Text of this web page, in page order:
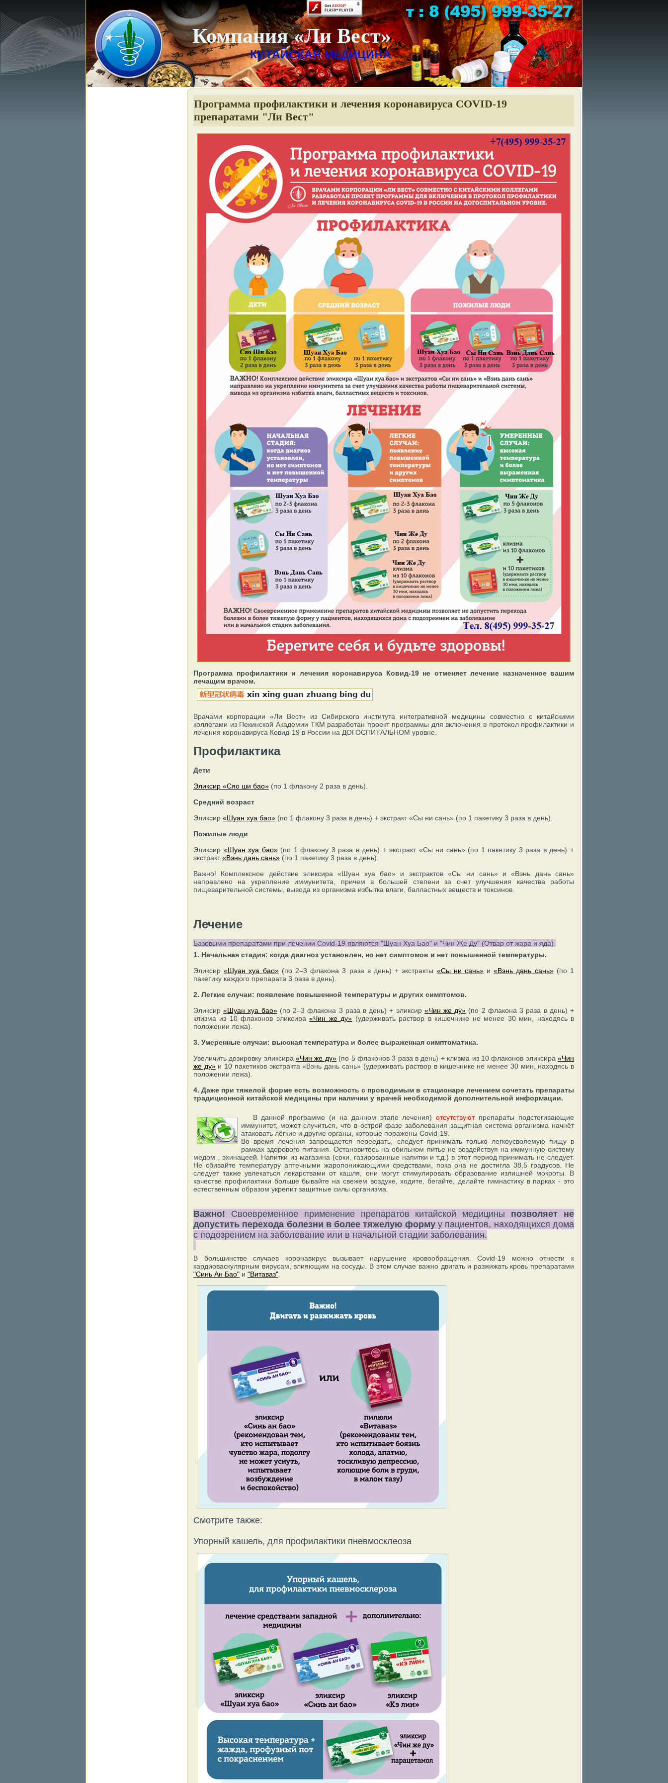
Компания «Ли Вест»
КИТАЙСКАЯ МЕДИЦИНА
Программа профилактики и лечения коронавируса COVID-19
препаратами "Ли Вест"
Программа профилактики и лечения коронавируса Ковид-19 не отменяет лечение назначенное вашим
лечащим врачом.
Врачами корпорации «Ли Вест» из Сибирского института интегративной медицины совместно с китайскими
коллегами из Пекинской Академии ТКМ разработан проект программы для включения в протокол профилактики и
лечения коронавируса Ковид-19 в России на ДОГОСПИТАЛЬНОМ уровне.
Профилактика
Дети
Эликсир «Сяо ши бао» (по 1 флакону 2 раза в день).
Средний возраст
Эликсир «Шуан хуа бао» (по 1 флакону 3 раза в день) + экстракт «Сы ни сань» (по 1 пакетику 3 раза в день).
Пожилые люди
Эликсир «Шуан хуа бао»(по 1 флакону 3 раза в день) + экстракт «Сы ни сань» (по 1 пакетику 3 раза в день) +
экстракт«Вэнь дань сань» (по 1 пакетику 3 раза в день).
Важно! Комплексное действие эликсира «Шуан хуа бао» и экстрактов «Сы ни сань» и «Вэнь дань сань»
направлено на укрепление иммунитета, причем в большей степени за счет улучшения качества работы
пищеварительной системы, вывода из организма избытка влаги, балластных веществ и токсинов.
Лечение
Базовыми препаратами при лечении Covid-19 являются "Шуан Хуа Бао" и "Чин Же Ду" (Отвар от жара и яда).
1. Начальная стадия: когда диагноз установлен, но нет симптомов и нет повышенной температуры.
Эликсир«Шуан хуа бао»(по 2–3 флакона 3 раза в день) + экстракты «Сы ни сань»и«Вэнь дань сань»(по 1
пакетику каждого препарата 3 раза в день).
2. Легкие случаи: появление повышенной температуры и других симптомов.
Эликсир«Шуан хуа бао»(по 2–3 флакона 3 раза в день) + эликсир «Чин же ду» (по 2 флакона 3 раза в день) +
клизма из 10 флаконов эликсира«Чин же ду» (удерживать раствор в кишечнике не менее 30 мин, находясь в
положении лежа).
3. Умеренные случаи: высокая температура и более выраженная симптоматика.
Увеличить дозировку эликсира«Чин же ду»(по 5 флаконов 3 раза в день) + клизма из 10 флаконов эликсира«Чин
же ду»и 10 пакетиков экстракта «Вэнь дань сань» (удерживать раствор в кишечнике не менее 30 мин, находясь в
положении лежа).
4. Даже при тяжелой форме есть возможность с проводимым в стационаре лечением сочетать препараты
традиционной китайской медицины при наличии у врачей необходимой дополнительной информации.
В данной программе (и на данном этапе лечения)отсутствуютпрепараты подстегивающие
иммунитет, может случиться, что в острой фазе заболевания защитная система организма начнёт
атаковать лёгкие и другие органы , которые поражены Covid-19.
Во время лечения запрещается переедать, следует принимать только легкоусвояемую пищу в
рамках здорового питания. Остановитесь на обильном питье не воздействуя на иммунную систему
медом , эхинацеей. Напитки из магазина (соки, газированные напитки и т.д.) в этот период принимать не следует.
Не сбивайте температуру аптечными жаропонижающими средствами, пока она не достигла 38,5 градусов. Не
следует также увлекаться лекарствами от кашля, они могут стимулировать образование излишней мокроты. В
качестве профилактики больше бывайте на свежем воздухе, ходите, бегайте, делайте гимнастику в парках - это
естественным образом укрепит защитные силы организма.
Важно! Своевременное применение препаратов китайской медицины позволяет не
допустить перехода болезни в более тяжелую формуу пациентов, находящихся дома
с подозрением на заболевание или в начальной стадии заболевания.
В большинстве случаев коронавирус вызывает нарушение кровообращения. Covid-19 можно отнести к
кардиоваскулярным вирусам, влияющим на сосуды. В этом случае важно двигать и разжижать кровь препаратами
"Синь Ан Бао" и "Витаваз"
Смотрите также:
Упорный кашель, для профилактики пневмосклеоза